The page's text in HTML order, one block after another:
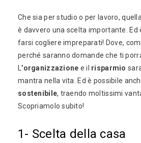
Che sia per studio o per lavoro,
è davvero una scelta importante.
farsi cogliere impreparati! Dove,
perché saranno domande che ti
L’organizzazione e il risparmio
mantra nella vita. Ed è possibile
sostenibile, traendo moltissimi
Scopriamolo subito!
1- Scelta della casa